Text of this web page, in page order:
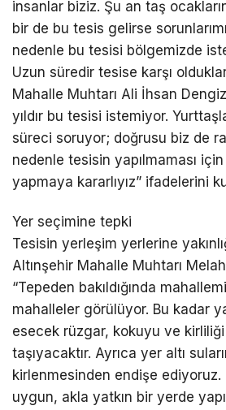
insanlar biziz. Şu an taş
bir de bu tesis gelirse
nedenle bu tesisi bölgemizde
Uzun süredir tesise karşı
Mahalle Muhtarı Ali İhsan
yıldır bu tesisi istemiyor.
süreci soruyor; doğrusu biz de
nedenle tesisin yapılmaması
yapmaya kararlıyız” ifadelerini
Yer seçimine tepki
Tesisin yerleşim yerlerine
Altınşehir Mahalle Muhtarı
“Tepeden bakıldığında
mahalleler görülüyor. Bu kadar
esecek rüzgar, kokuyu ve
taşıyacaktır. Ayrıca yer altı
kirlenmesinden endişe ediyoruz.
uygun, akla yatkın bir yerde